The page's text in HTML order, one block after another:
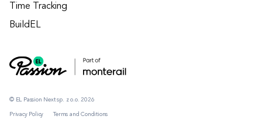
© EL Passion Next sp. z o.o. 2026
Privacy Policy Terms and Conditions
Time Tracking
BuildEL